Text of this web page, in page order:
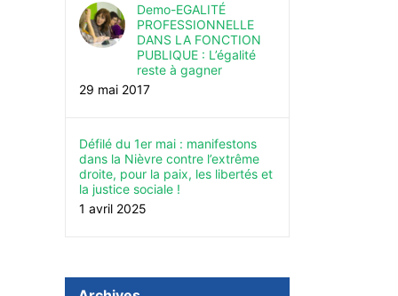
Demo-EGALITÉ
PROFESSIONNELLE
DANS LA FONCTION
PUBLIQUE : L’égalité
reste à gagner
29 mai 2017
Défilé du 1er mai : manifestons
dans la Nièvre contre l’extrême
droite, pour la paix, les libertés et
la justice sociale !
1 avril 2025